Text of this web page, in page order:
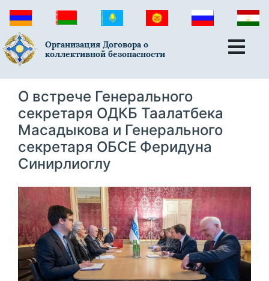
Организация Договора о
коллективной безопасности
О встрече Генерального
секретаря ОДКБ Таалатбека
Масадыкова и Генерального
секретаря ОБСЕ Феридуна
Синирлиоглу